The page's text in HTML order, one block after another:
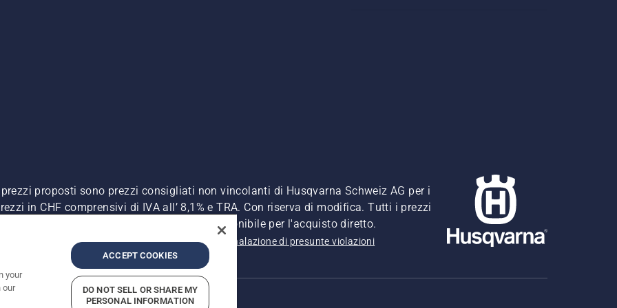
proposti sono prezzi consigliati non vincolanti di Husqvarna Schweiz AG per i
in CHF comprensivi di IVA all’ 8,1% e TRA. Con riserva di modifica. Tutti i prezzi
a meno che il prodotto non sia disponibile per l'acquisto diretto.
Riferimenti CGVF Negozio online Segnalazione di presunte violazioni
your
our
ACCEPT COOKIES
DO NOT SELL OR SHARE MY
PERSONAL INFORMATION